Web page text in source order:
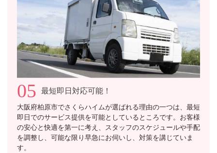
05 最短即日対応可能！
大阪府柏原市でさくらハイムが選ばれる理由の一つは、最短
即日でのサービス提供を可能としているところです。お客様
の安心と快適を第一に考え、スタッフのスケジュールや手配
を調整し、可能な限り早急にお伺いし、対策を講じていま
す。